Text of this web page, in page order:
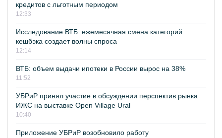
кредитов с льготным периодом
12:33
Исследование ВТБ: ежемесячная смена категорий
кешбэка создает волны спроса
12:14
ВТБ: объем выдачи ипотеки в России вырос на 38%
11:52
УБРиР принял участие в обсуждении перспектив рынка
ИЖС на выставке Open Village Ural
10:40
Приложение УБРиР возобновило работу